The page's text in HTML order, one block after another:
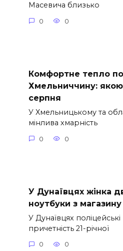
Масевича близько
0 0
Комфортне тепло
Хмельниччину:
серпня
У Хмельницькому та
мінлива хмарність
0 0
У Дунаївцях жінка
ноутбуки з магазину
У Дунаївцях
причетність 21-річної
0 0